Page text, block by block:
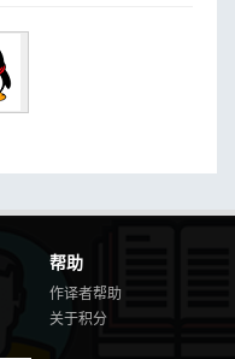
帮助
作译者帮助
关于积分